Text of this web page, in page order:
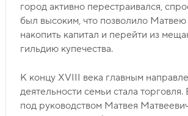
город активно перестраивался,
был высоким, что позволило
накопить капитал и перейти из
гильдию купечества.
К концу XVIII века главным
деятельности семьи стала торговля.
под руководством Матвея